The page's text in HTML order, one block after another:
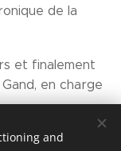
de la
et finalement
en charge
and